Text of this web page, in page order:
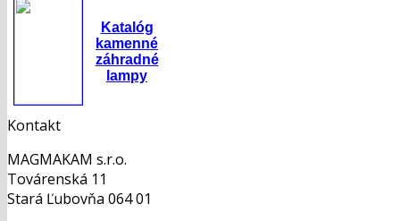
Katalóg
kamenné
záhradné
lampy
Kontakt
MAGMAKAM s.r.o.
Továrenská 11
Stará Ľubovňa 064 01